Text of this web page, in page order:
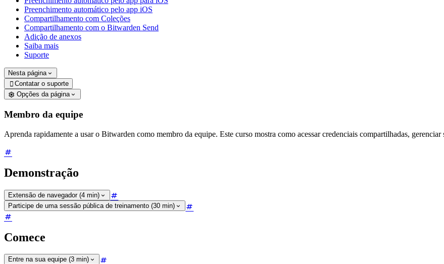
Preenchimento automático pelo app iOS
Compartilhamento com Coleções
Compartilhamento com o Bitwarden Send
Adição de anexos
Saiba mais
Suporte
Nesta página
 Contatar o suporte
Opções da página
Membro da equipe
Aprenda rapidamente a usar o Bitwarden como membro da equipe. Este curso mostra como acessar credenciais compartilhadas,
Demonstração
Extensão de navegador (4 min)
Participe de uma sessão pública de treinamento (30 min)
Comece
Entre na sua equipe (3 min)